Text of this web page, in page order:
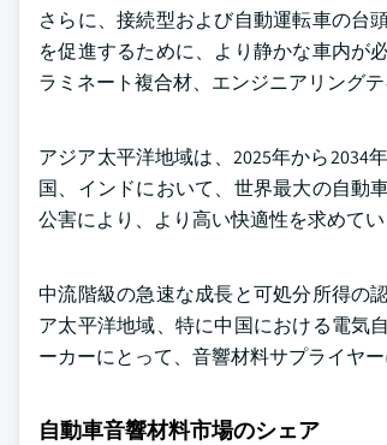
さらに、接続型および自動運転車の台
を促進するために、より静かな車内が
ラミネート複合材、エンジニアリング
アジア太平洋地域は、2025年から2034
国、インドにおいて、世界最大の自動
公害により、より高い快適性を求めてい
中流階級の急速な成長と可処分所得の
ア太平洋地域、特に中国における電気
ーカーにとって、音響材料サプライヤ
自動車音響材料市場のシェア